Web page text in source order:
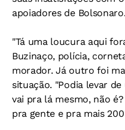
apoiadores de Bolsonaro.
"Tá uma loucura aqui
Buzinaço, polícia,
morador. Já outro foi
situação. "Podia levar
vai pra lá mesmo, não
pra gente e pra mais